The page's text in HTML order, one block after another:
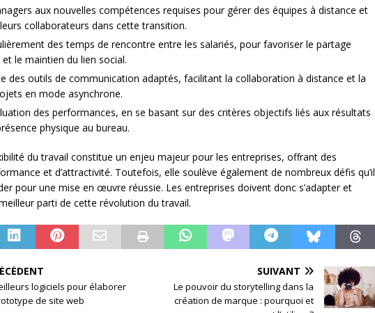
aux nouvelles compétences requises pour gérer des équipes à distance et
collaborateurs dans cette transition.
des temps de rencontre entre les salariés, pour favoriser le partage
le maintien du lien social.
des outils de communication adaptés, facilitant la collaboration à distance et la
en mode asynchrone.
des performances, en se basant sur des critères objectifs liés aux résultats
physique au bureau.
du travail constitue un enjeu majeur pour les entreprises, offrant des
et d’attractivité. Toutefois, elle soulève également de nombreux défis qu’il
pour une mise en œuvre réussie. Les entreprises doivent donc s’adapter et
parti de cette révolution du travail.
logiciels pour élaborer
de site web
SUIVANT
Le pouvoir du storytelling dans la
création de marque : pourquoi et